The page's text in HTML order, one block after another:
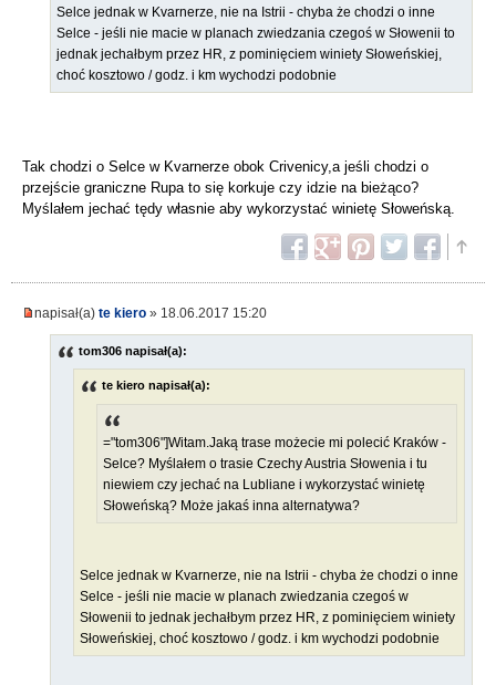
Selce jednak w Kvarnerze, nie na Istrii - chyba że chodzi o inne
Selce - jeśli nie macie w planach zwiedzania czegoś w Słowenii to
jednak jechałbym przez HR, z pominięciem winiety Słoweńskiej,
choć kosztowo / godz. i km wychodzi podobnie
Tak chodzi o Selce w Kvarnerze obok Crivenicy,a jeśli chodzi o
przejście graniczne Rupa to się korkuje czy idzie na bieżąco?
Myślałem jechać tędy własnie aby wykorzystać winietę Słoweńską.
napisał(a) te kiero » 18.06.2017 15:20
tom306 napisał(a):
te kiero napisał(a):
="tom306"]Witam.Jaką trase możecie mi polecić Kraków -
Selce? Myślałem o trasie Czechy Austria Słowenia i tu
niewiem czy jechać na Lubliane i wykorzystać winietę
Słoweńską? Może jakaś inna alternatywa?
Selce jednak w Kvarnerze, nie na Istrii - chyba że chodzi o inne
Selce - jeśli nie macie w planach zwiedzania czegoś w
Słowenii to jednak jechałbym przez HR, z pominięciem winiety
Słoweńskiej, choć kosztowo / godz. i km wychodzi podobnie